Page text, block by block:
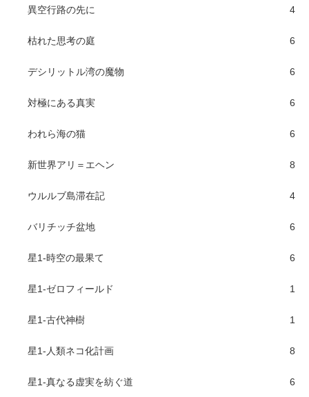
異空行路の先に 4
枯れた思考の庭 6
デシリットル湾の魔物 6
対極にある真実 6
われら海の猫 6
新世界アリ＝エヘン 8
ウルルブ島滞在記 4
バリチッチ盆地 6
星1-時空の最果て 6
星1-ゼロフィールド 1
星1-古代神樹 1
星1-人類ネコ化計画 8
星1-真なる虚実を紡ぐ道 6